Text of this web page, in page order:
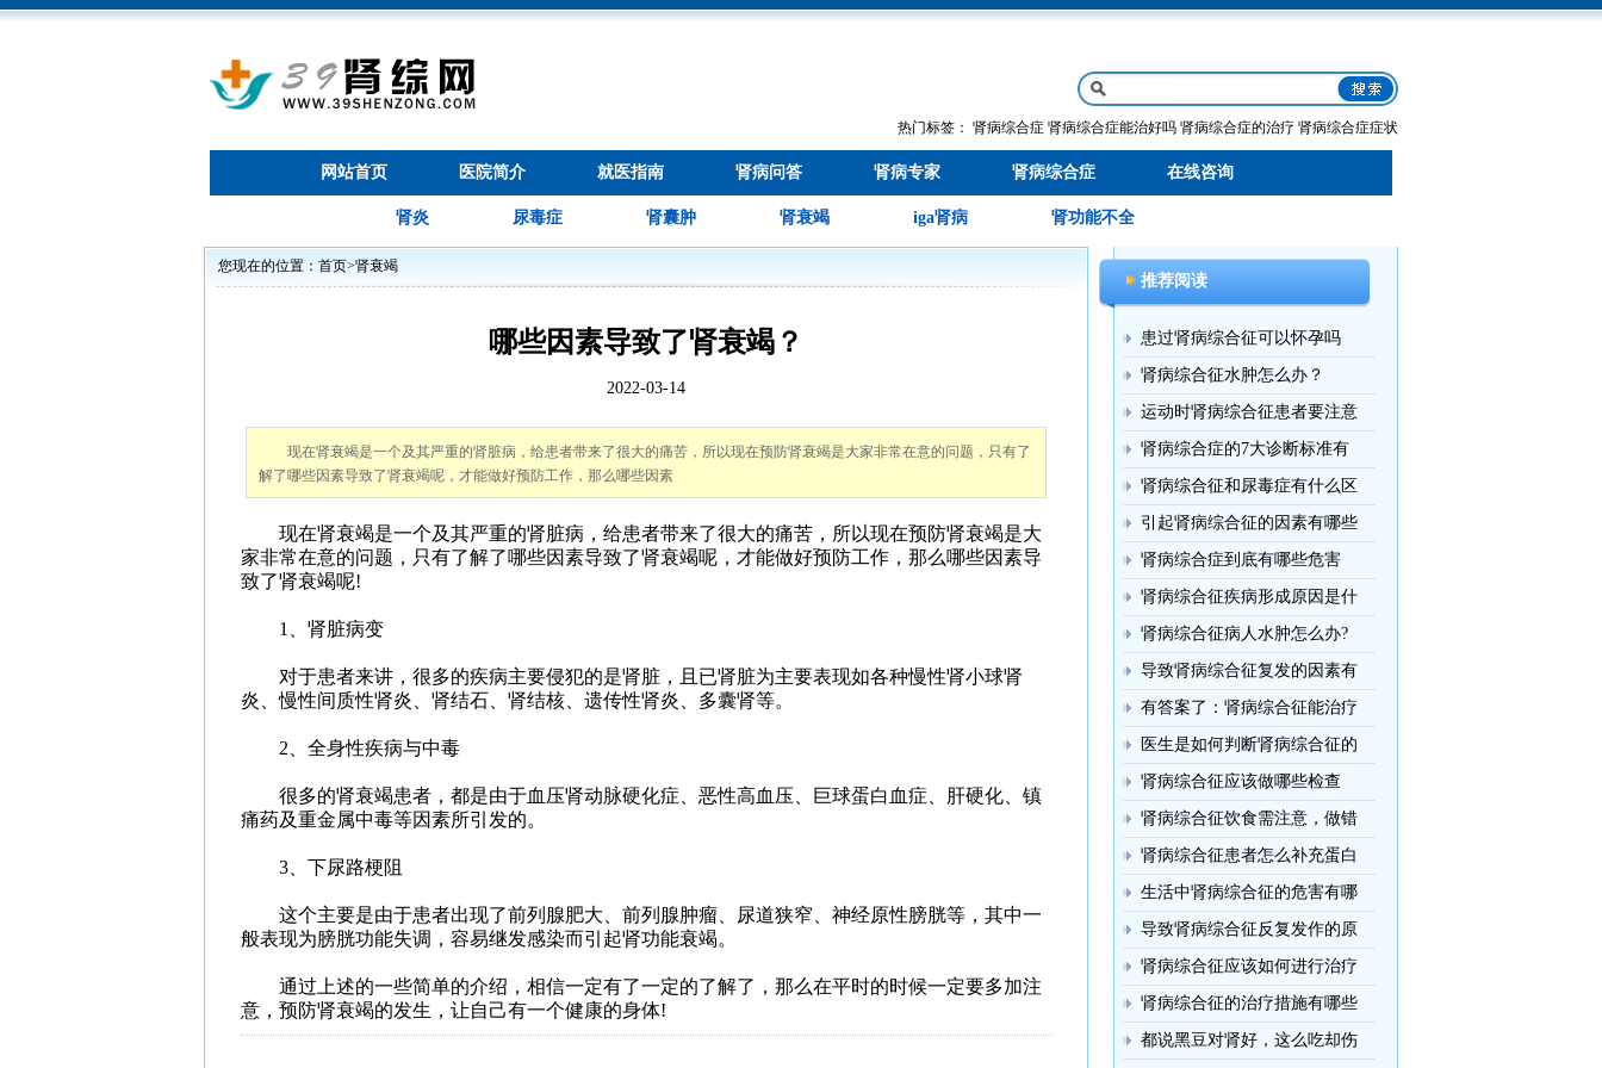
热门标签： 肾病综合症 肾病综合症能治好吗 肾病综合症的治疗 肾病综合症症状
网站首页 医院简介 就医指南 肾病问答 肾病专家 肾病综合症 在线咨询
肾炎 尿毒症 肾囊肿 肾衰竭 iga肾病 肾功能不全
您现在的位置： 首页>肾衰竭
哪些因素导致了肾衰竭？
2022-03-14
现在肾衰竭是一个及其严重的肾脏病，给患者带来了很大的痛苦，所以现在预防肾衰竭是大家非常在意的问题，只有了
解了哪些因素导致了肾衰竭呢，才能做好预防工作，那么哪些因素
现在肾衰竭是一个及其严重的肾脏病，给患者带来了很大的痛苦，所以现在预防肾衰竭是大
家非常在意的问题，只有了解了哪些因素导致了肾衰竭呢，才能做好预防工作，那么哪些因素导
致了肾衰竭呢!
1、肾脏病变
对于患者来讲，很多的疾病主要侵犯的是肾脏，且已肾脏为主要表现如各种慢性肾小球肾
炎、慢性间质性肾炎、肾结石、肾结核、遗传性肾炎、多囊肾等。
2、全身性疾病与中毒
很多的肾衰竭患者，都是由于血压肾动脉硬化症、恶性高血压、巨球蛋白血症、肝硬化、镇
痛药及重金属中毒等因素所引发的。
3、下尿路梗阻
这个主要是由于患者出现了前列腺肥大、前列腺肿瘤、尿道狭窄、神经原性膀胱等，其中一
般表现为膀胱功能失调，容易继发感染而引起肾功能衰竭。
通过上述的一些简单的介绍，相信一定有了一定的了解了，那么在平时的时候一定要多加注
意，预防肾衰竭的发生，让自己有一个健康的身体!
推荐阅读
患过肾病综合征可以怀孕吗
肾病综合征水肿怎么办？
运动时肾病综合征患者要注意
肾病综合症的7大诊断标准有
肾病综合征和尿毒症有什么区
引起肾病综合征的因素有哪些
肾病综合症到底有哪些危害
肾病综合征疾病形成原因是什
肾病综合征病人水肿怎么办?
导致肾病综合征复发的因素有
有答案了：肾病综合征能治疗
医生是如何判断肾病综合征的
肾病综合征应该做哪些检查
肾病综合征饮食需注意，做错
肾病综合征患者怎么补充蛋白
生活中肾病综合征的危害有哪
导致肾病综合征反复发作的原
肾病综合征应该如何进行治疗
肾病综合征的治疗措施有哪些
都说黑豆对肾好，这么吃却伤